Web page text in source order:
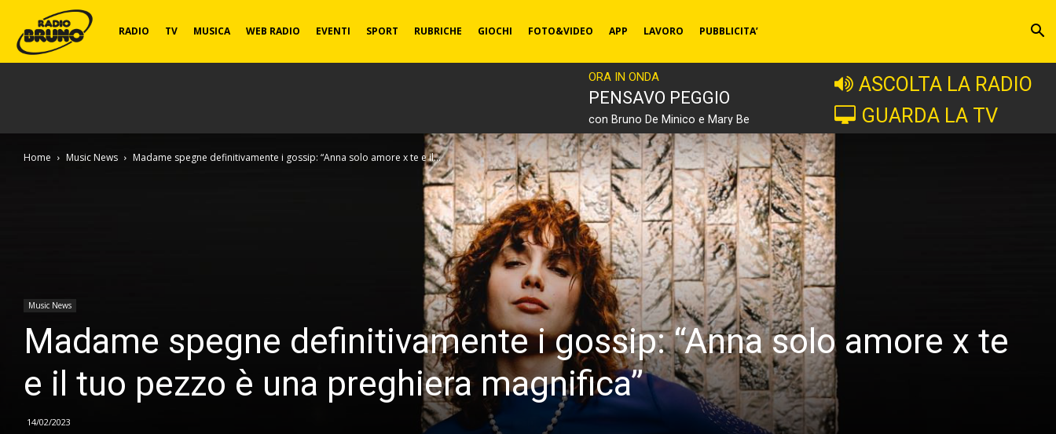
Radio
RADIO TV MUSICA WEB RADIO EVENTI SPORT RUBRICHE GIOCHI FOTO&VIDEO APP LAVORO PUBBLICITA’
ORA IN ONDA
PENSAVO PEGGIO
con Bruno De Minico e Mary Be
ASCOLTA LA RADIO
GUARDA LA TV
Home Music News Madame spegne definitivamente i gossip: “Anna solo amore x te e il...
Music News
Madame spegne definitivamente i gossip: “Anna solo amore x te
e il tuo pezzo è una preghiera magnifica”
14/02/2023